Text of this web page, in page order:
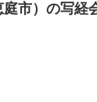
市）の写経